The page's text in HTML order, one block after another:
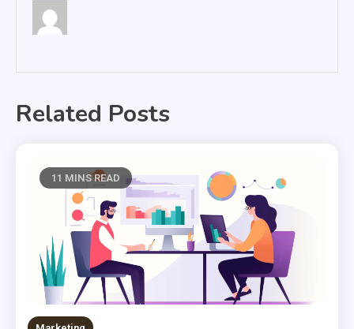
Related Posts
11 MINS READ